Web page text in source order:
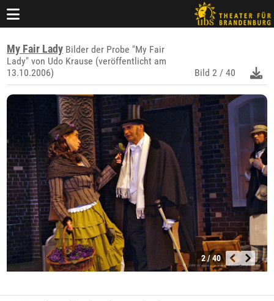
My Fair Lady Bilder der Probe "My Fair
Lady" von Udo Krause (veröffentlicht am
13.10.2006)
Bild 2 / 40
2 / 40